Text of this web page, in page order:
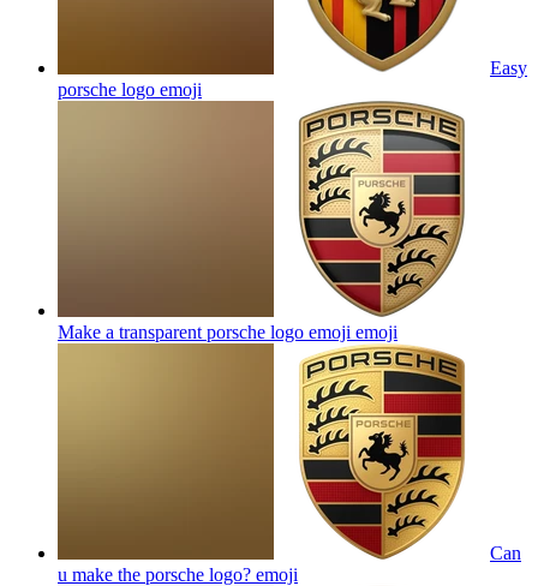
Easy
porsche logo emoji
Make a transparent porsche logo emoji emoji
Can
u make the porsche logo? emoji